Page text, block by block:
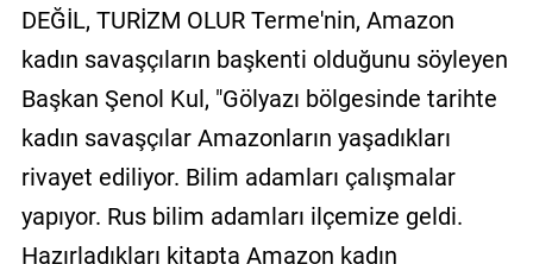
DEĞİL, TURİZM OLUR Terme'nin, Amazon
kadın savaşçıların başkenti olduğunu söyleyen
Başkan Şenol Kul, "Gölyazı bölgesinde tarihte
kadın savaşçılar Amazonların yaşadıkları
rivayet ediliyor. Bilim adamları çalışmalar
yapıyor. Rus bilim adamları ilçemize geldi.
Hazırladıkları kitapta Amazon kadın